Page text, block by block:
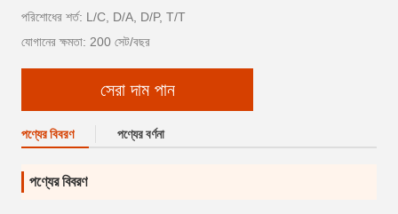
পরিশোধের শর্ত: L/C, D/A, D/P, T/T
যোগানের ক্ষমতা: 200 সেট/বছর
সেরা দাম পান
পণ্যের বিবরণ পণ্যের বর্ণনা
পণ্যের বিবরণ